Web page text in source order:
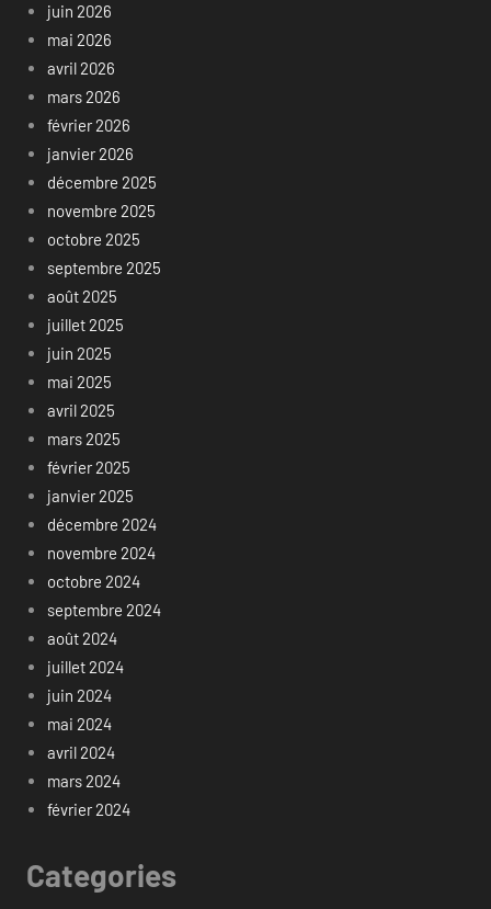
juin 2026
mai 2026
avril 2026
mars 2026
février 2026
janvier 2026
décembre 2025
novembre 2025
octobre 2025
septembre 2025
août 2025
juillet 2025
juin 2025
mai 2025
avril 2025
mars 2025
février 2025
janvier 2025
décembre 2024
novembre 2024
octobre 2024
septembre 2024
août 2024
juillet 2024
juin 2024
mai 2024
avril 2024
mars 2024
février 2024
Categories